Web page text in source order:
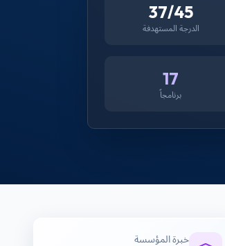
37/45
الدرجة المستهدفة
17
برنامجاً
خبرة المؤسسة